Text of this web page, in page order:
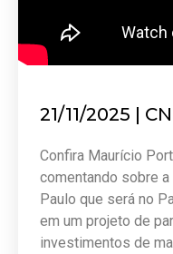
21/11/2025 |
Confira Maurício
comentando sobre
Paulo que será no
em um projeto de
investimentos de